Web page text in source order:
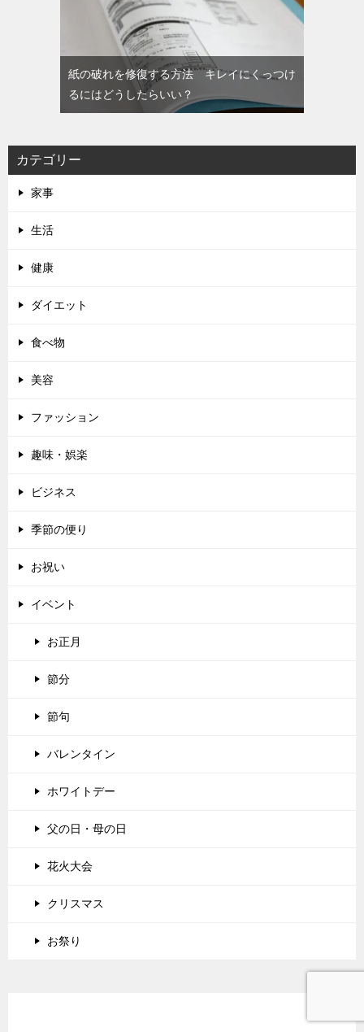
紙の破れを修復する方法 キレイにくっつけ
るにはどうしたらいい？
カテゴリー
家事
生活
健康
ダイエット
食べ物
美容
ファッション
趣味・娯楽
ビジネス
季節の便り
お祝い
イベント
お正月
節分
節句
バレンタイン
ホワイトデー
父の日・母の日
花火大会
クリスマス
お祭り